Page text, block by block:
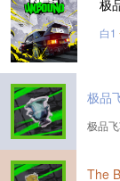
极
白1
极品
极品飞
The